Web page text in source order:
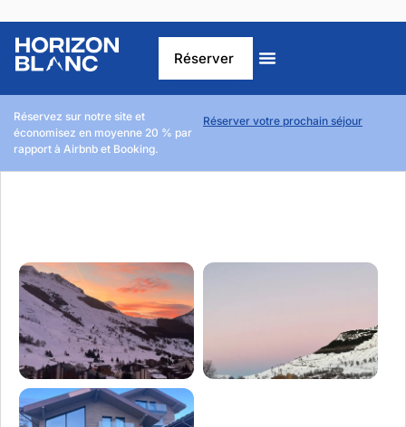
Réserver
Réservez sur notre site et
économisez en moyenne 20 % par
rapport à Airbnb et Booking.
Réserver votre prochain séjour